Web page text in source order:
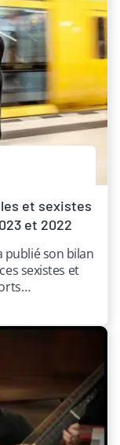
et sexistes
et 2022
publié son bilan
sexistes et